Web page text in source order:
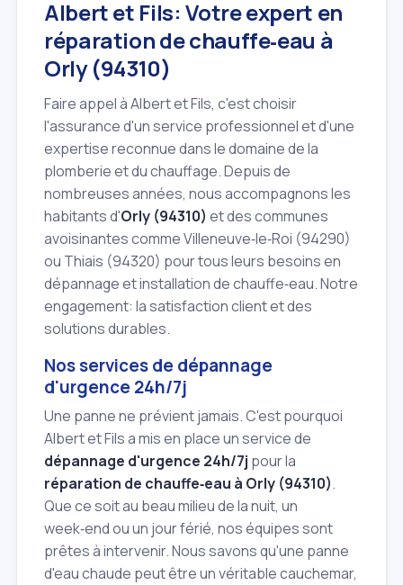
Albert et Fils: Votre expert en
réparation de chauffe‑eau à
Orly (94310)
Faire appel à Albert et Fils, c'est choisir
l'assurance d'un service professionnel et d'une
expertise reconnue dans le domaine de la
plomberie et du chauffage. Depuis de
nombreuses années, nous accompagnons les
habitants d'Orly (94310) et des communes
avoisinantes comme Villeneuve‑le‑Roi (94290)
ou Thiais (94320) pour tous leurs besoins en
dépannage et installation de chauffe‑eau. Notre
engagement: la satisfaction client et des
solutions durables.
Nos services de dépannage
d'urgence 24h/7j
Une panne ne prévient jamais. C'est pourquoi
Albert et Fils a mis en place un service de
dépannage d'urgence 24h/7j pour la
réparation de chauffe‑eau à Orly (94310).
Que ce soit au beau milieu de la nuit, un
week‑end ou un jour férié, nos équipes sont
prêtes à intervenir. Nous savons qu'une panne
d'eau chaude peut être un véritable cauchemar,